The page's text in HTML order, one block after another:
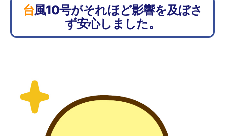
台風10号がそれほど影響を及ぼさ
ず安心しました。